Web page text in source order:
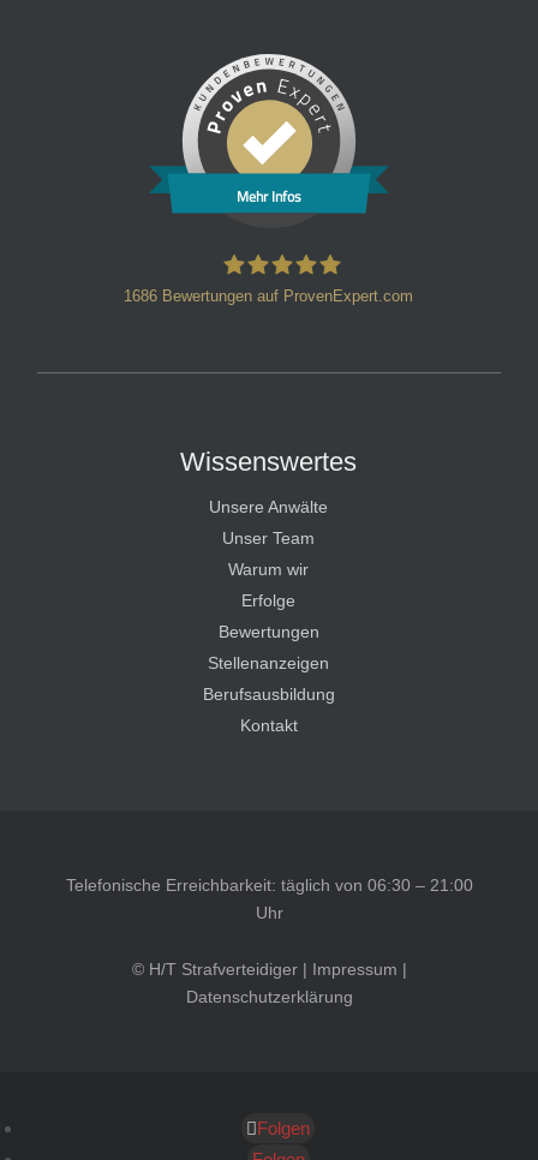
Mehr Infos
1686 Bewertungen auf ProvenExpert.com
Wissenswertes
Unsere Anwälte
Unser Team
Warum wir
Erfolge
Bewertungen
Stellenanzeigen
Berufsausbildung
Kontakt
Telefonische Erreichbarkeit: täglich von 06:30 – 21:00
Uhr
© H/T Strafverteidiger | Impressum |
Datenschutzerklärung
FolgenKundenbewertungen und Erfahrungen zu